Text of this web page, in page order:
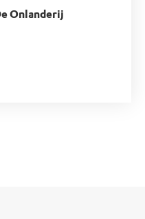
Onlanderij